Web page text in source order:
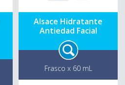
Alsace Hidratante
Antiedad Facial
Frasco x 60 mL